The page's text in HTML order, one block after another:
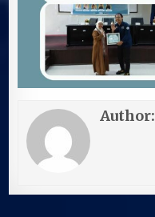
Author: